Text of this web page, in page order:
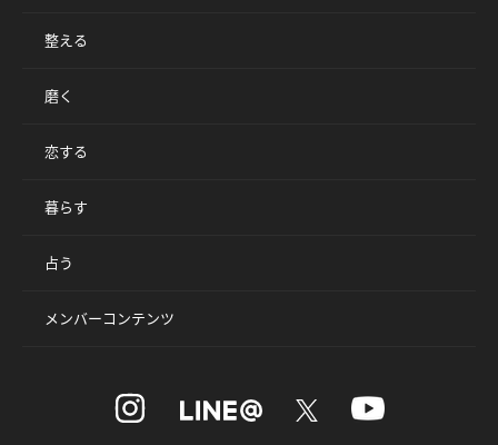
整える
磨く
恋する
暮らす
占う
メンバーコンテンツ